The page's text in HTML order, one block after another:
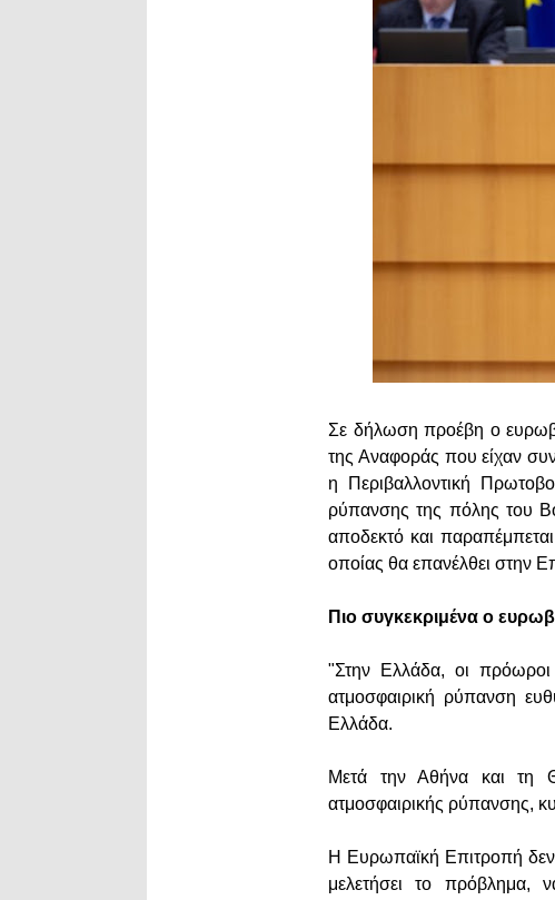
Σε δήλωση προέβη ο
της Αναφοράς που είχαν
η Περιβαλλοντική
ρύπανσης της πόλης του
αποδεκτό και
οποίας θα επανέλθει στην
Πιο συγκεκριμένα ο
"Στην Ελλάδα, οι
ατμοσφαιρική ρύπανση
Ελλάδα.
Μετά την Αθήνα και τη
ατμοσφαιρικής ρύπανσης,
Η Ευρωπαϊκή Επιτροπή δεν
μελετήσει το πρόβλημα,